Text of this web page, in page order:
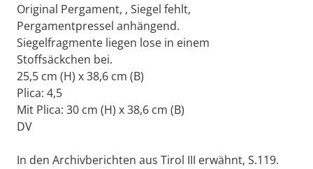
Original Pergament, , Siegel fehlt,
Pergamentpressel anhängend.
Siegelfragmente liegen lose in einem
Stoffsäckchen bei.
25,5 cm (H) x 38,6 cm (B)
Plica: 4,5
Mit Plica: 30 cm (H) x 38,6 cm (B)
DV
In den Archivberichten aus Tirol III erwähnt, S.119.